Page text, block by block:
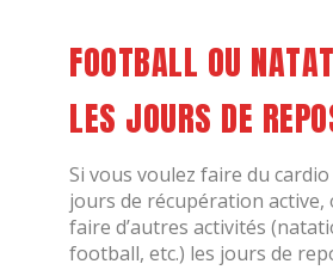
FOOTBALL OU
LES JOURS DE
Si vous voulez faire du cardio
jours de récupération active,
faire d’autres activités
football, etc.) les jours de